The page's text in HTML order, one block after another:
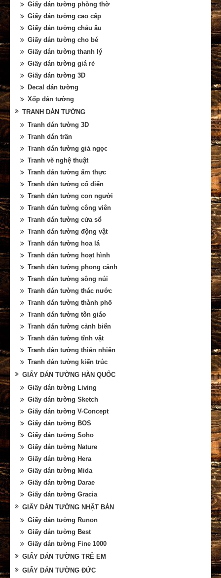
Giấy dán tường phòng thờ
Giấy dán tường cao cấp
Giấy dán tường châu âu
Giấy dán tường cho bé
Giấy dán tường thanh lý
Giấy dán tường giá rẻ
Giấy dán tường 3D
Decal dán tường
Xốp dán tường
TRANH DÁN TƯỜNG
Tranh dán tường 3D
Tranh dán trần
Tranh dán tường giả ngọc
Tranh vẽ nghệ thuật
Tranh dán tường ẩm thực
Tranh dán tường cổ điển
Tranh dán tường con người
Tranh dán tường công viên
Tranh dán tường cửa sổ
Tranh dán tường động vật
Tranh dán tường hoa lá
Tranh dán tường hoạt hình
Tranh dán tường phong cảnh
Tranh dán tường sông núi
Tranh dán tường thác nước
Tranh dán tường thành phố
Tranh dán tường tôn giáo
Tranh dán tường cảnh biển
Tranh dán tường tĩnh vật
Tranh dán tường thiên nhiên
Tranh dán tường kiến trúc
GIẤY DÁN TƯỜNG HÀN QUỐC
Giấy dán tường Living
Giấy dán tường Sketch
Giấy dán tường V-Concept
Giấy dán tường BOS
Giấy dán tường Soho
Giấy dán tường Nature
Giấy dán tường Hera
Giấy dán tường Mida
Giấy dán tường Darae
Giấy dán tường Gracia
GIẤY DÁN TƯỜNG NHẬT BẢN
Giấy dán tường Runon
Giấy dán tường Best
Giấy dán tường Fine 1000
GIẤY DÁN TƯỜNG TRẺ EM
GIẤY DÁN TƯỜNG ĐỨC